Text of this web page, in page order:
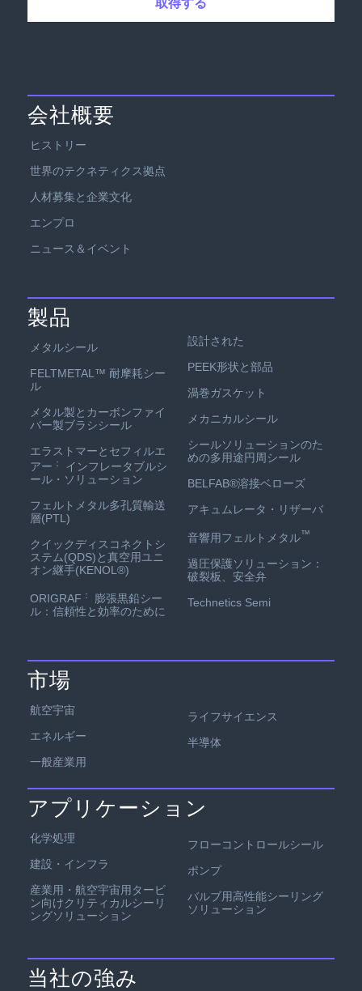
会社概要
ヒストリー
世界のテクネティクス拠点
人材募集と企業文化
エンプロ
ニュース＆イベント
製品
メタルシール
FELTMETAL™ 耐摩耗シー
ル
メタル製とカーボンファイ
バー製ブラシシール
エラストマーとセフィルエ
アー ：
インフレータブルシ
ール・ソリューション
フェルトメタル多孔質輸送
層(PTL)
クイックディスコネクトシ
ステム(QDS)と真空用ユニ
オン継手(KENOL®)
ORIGRAF ：
膨張黒鉛シー
ル：信頼性と効率のために
設計された
PEEK形状と部品
渦巻ガスケット
メカニカルシール
シールソリューションのた
めの多用途円周シール
BELFAB®溶接ベローズ
アキュムレータ・リザーバ
音響用フェルトメタル™
過圧保護ソリューション：
破裂板、安全弁
Technetics Semi
市場
航空宇宙
エネルギー
一般産業用
ライフサイエンス
半導体
アプリケーション
化学処理
建設・インフラ
産業用・航空宇宙用タービ
ン向けクリティカルシーリ
ングソリューション
フローコントロールシール
ポンプ
バルブ用高性能シーリング
ソリューション
当社の強み